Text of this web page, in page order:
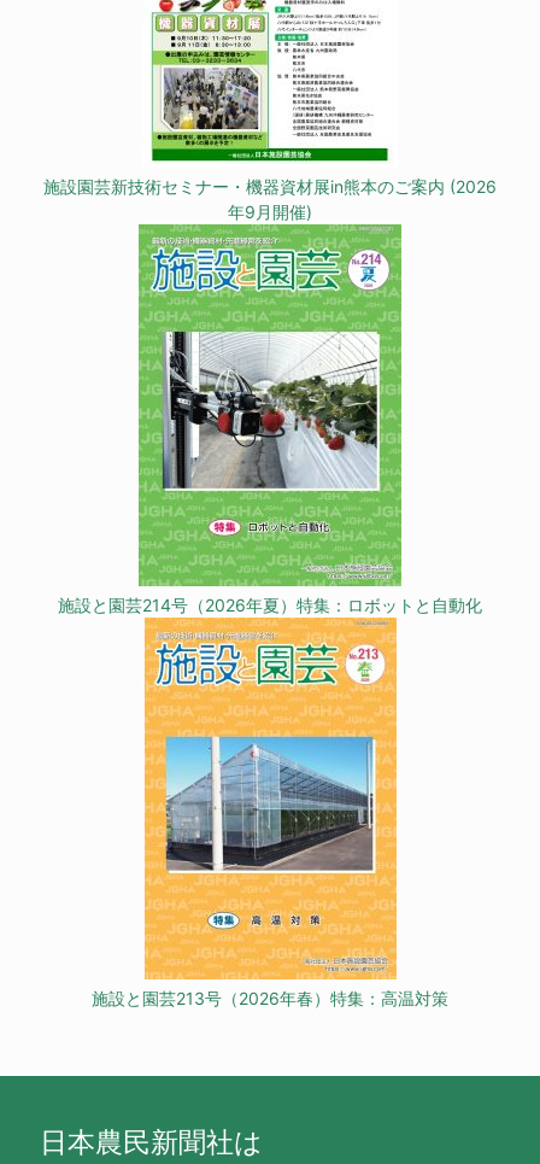
施設園芸新技術セミナー・機器資材展in熊本のご案内 (2026
年9月開催)
施設と園芸214号（2026年夏）特集：ロボットと自動化
施設と園芸213号（2026年春）特集：高温対策
日本農民新聞社は